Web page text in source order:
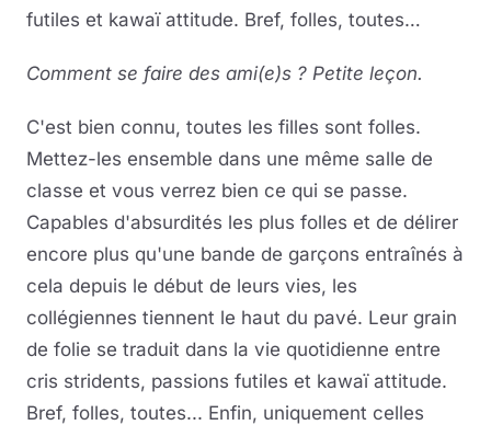
futiles et kawaï attitude. Bref, folles, toutes…
Comment se faire des ami(e)s ? Petite leçon.
C'est bien connu, toutes les filles sont folles.
Mettez-les ensemble dans une même salle de
classe et vous verrez bien ce qui se passe.
Capables d'absurdités les plus folles et de délirer
encore plus qu'une bande de garçons entraînés à
cela depuis le début de leurs vies, les
collégiennes tiennent le haut du pavé. Leur grain
de folie se traduit dans la vie quotidienne entre
cris stridents, passions futiles et kawaï attitude.
Bref, folles, toutes... Enfin, uniquement celles